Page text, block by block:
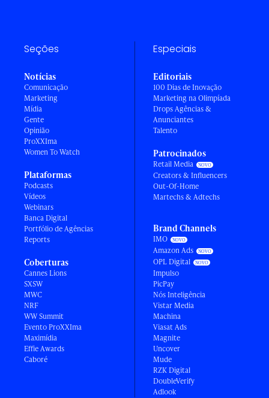
Seções
Notícias
Comunicação
Marketing
Mídia
Gente
Opinião
ProXXIma
Women To Watch
Plataformas
Podcasts
Vídeos
Webinars
Banca Digital
Portfólio de Agências
Reports
Coberturas
Cannes Lions
SXSW
MWC
NRF
WW Summit
Evento ProXXIma
Maximídia
Effie Awards
Caboré
Especiais
Editoriais
100 Dias de Inovação
Marketing na Olimpíada
Drops Agências &
Anunciantes
Talento
Patrocinados
Retail Media
Creators & Influencers
Out-Of-Home
Martechs & Adtechs
Brand Channels
IMO
Amazon Ads
OPL Digital
Impulso
PicPay
Nós Inteligência
Vistar Media
Machina
Viasat Ads
Magnite
Uncover
Mude
RZK Digital
DoubleVerify
Adlook